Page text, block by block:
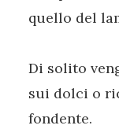
quello del
Di solito
sui dolci o
fondente.